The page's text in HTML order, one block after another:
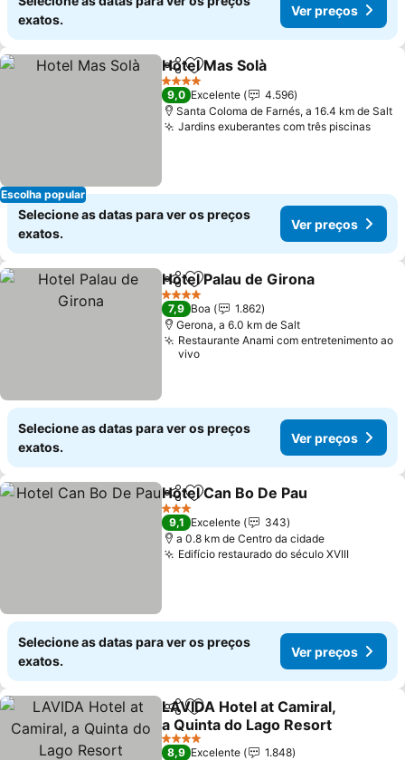
exatos.
Ver preços
Escolha popular
PartilharAdicionar aos favoritos
Hotel Mas Solà
4 Estrelas
9,0 Excelente
4.596
Santa Coloma de Farnés, a 16.4 km de Salt
Jardins exuberantes com três piscinasVer
Selecione as datas para ver os preços
exatos.
Ver preços
PartilharAdicionar aos favoritos
Hotel Palau de Girona
4 Estrelas
7,9 Boa
1.862
Gerona, a 6.0 km de Salt
Restaurante Anami com entretenimento ao
vivo
Selecione as datas para ver os preços
exatos.
Ver preços
PartilharAdicionar aos favoritos
Hotel Can Bo De Pau
3 Estrelas
9,1 Excelente
343
a 0.8 km de Centro da cidade
Edifício restaurado do século XVIIIVer
Selecione as datas para ver os preços
exatos.
Ver preços
PartilharAdicionar aos favoritos
LAVIDA Hotel at Camiral,
a Quinta do Lago Resort
Ver preços
4 Estrelas
8,9 Excelente
1.848